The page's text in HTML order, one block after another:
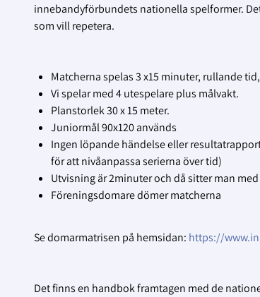
innebandyförbundets nationella spelformer.
som vill repetera.
Matcherna spelas 3 x15 minuter, rullande
Vi spelar med 4 utespelare plus målvakt.
Planstorlek 30 x 15 meter.
Juniormål 90x120 används
Ingen löpande händelse eller
för att nivåanpassa serierna över tid)
Utvisning är 2minuter och då sitter man
Föreningsdomare dömer matcherna
Se domarmatrisen på hemsidan: https://
Det finns en handbok framtagen med de